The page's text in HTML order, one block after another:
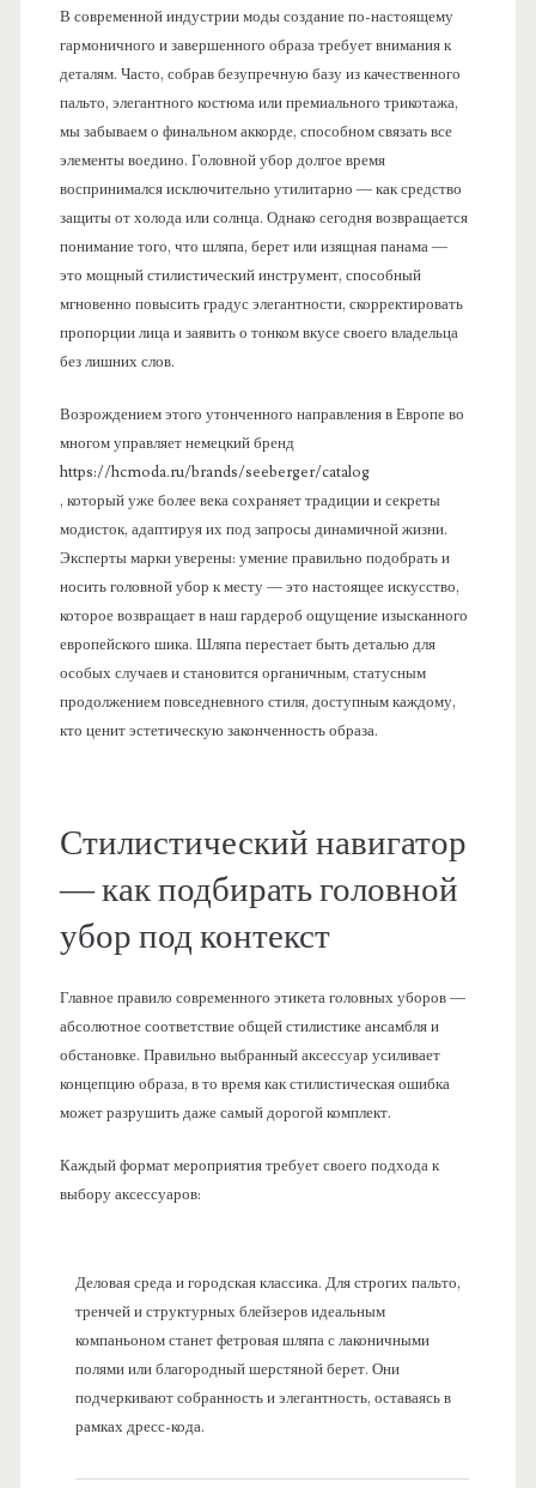
В современной индустрии моды создание по-настоящему
гармоничного и завершенного образа требует внимания к
деталям. Часто, собрав безупречную базу из качественного
пальто, элегантного костюма или премиального трикотажа,
мы забываем о финальном аккорде, способном связать все
элементы воедино. Головной убор долгое время
воспринимался исключительно утилитарно — как средство
защиты от холода или солнца. Однако сегодня возвращается
понимание того, что шляпа, берет или изящная панама —
это мощный стилистический инструмент, способный
мгновенно повысить градус элегантности, скорректировать
пропорции лица и заявить о тонком вкусе своего владельца
без лишних слов.
Возрождением этого утонченного направления в Европе во
многом управляет немецкий бренд
https://hcmoda.ru/brands/seeberger/catalog
, который уже более века сохраняет традиции и секреты
модисток, адаптируя их под запросы динамичной жизни.
Эксперты марки уверены: умение правильно подобрать и
носить головной убор к месту — это настоящее искусство,
которое возвращает в наш гардероб ощущение изысканного
европейского шика. Шляпа перестает быть деталью для
особых случаев и становится органичным, статусным
продолжением повседневного стиля, доступным каждому,
кто ценит эстетическую законченность образа.
Стилистический навигатор
— как подбирать головной
убор под контекст
Главное правило современного этикета головных уборов —
абсолютное соответствие общей стилистике ансамбля и
обстановке. Правильно выбранный аксессуар усиливает
концепцию образа, в то время как стилистическая ошибка
может разрушить даже самый дорогой комплект.
Каждый формат мероприятия требует своего подхода к
выбору аксессуаров:
Деловая среда и городская классика. Для строгих пальто,
тренчей и структурных блейзеров идеальным
компаньоном станет фетровая шляпа с лаконичными
полями или благородный шерстяной берет. Они
подчеркивают собранность и элегантность, оставаясь в
рамках дресс-кода.